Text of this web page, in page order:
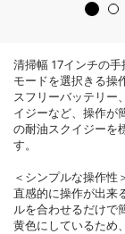
r
i
c
e
清掃幅 17インチの
モードを選択きる操
スフリーバッテリー
イジーなど、操作が
の耐油スクイジーを
す。
＜シンプルな操作性
直感的に操作が出来
ルを合わせるだけで
黄色にしているため